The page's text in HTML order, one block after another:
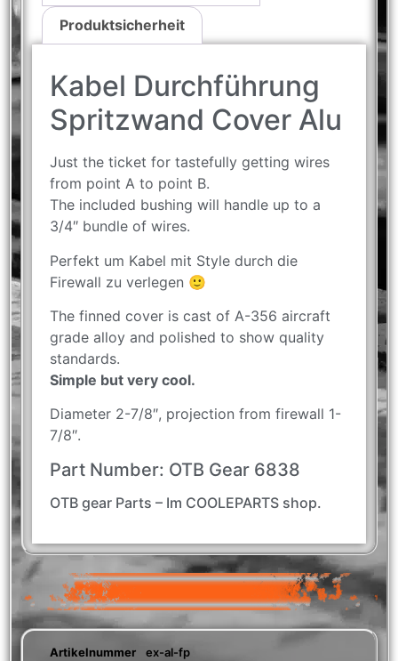
Produktsicherheit
Kabel Durchführung
Spritzwand Cover Alu
Just the ticket for tastefully getting wires
from point A to point B.
The included bushing will handle up to a
3/4″ bundle of wires.
Perfekt um Kabel mit Style durch die
Firewall zu verlegen 🙂
The finned cover is cast of A-356 aircraft
grade alloy and polished to show quality
standards.
Simple but very cool.
Diameter 2-7/8″, projection from firewall 1-
7/8″.
Part Number: OTB Gear 6838
OTB gear Parts – Im COOLEPARTS shop.
Artikelnummer ex-al-fp